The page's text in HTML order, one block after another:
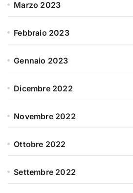
Marzo 2023
Febbraio 2023
Gennaio 2023
Dicembre 2022
Novembre 2022
Ottobre 2022
Settembre 2022